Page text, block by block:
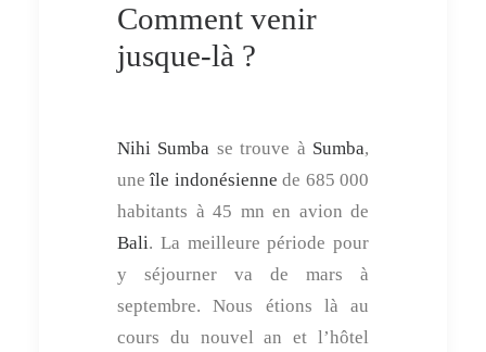
Comment venir
jusque-là ?
Nihi Sumba se trouve à Sumba,
uneîle indonésienne de 685 000
habitants à 45 mn en avion de
Bali. La meilleure période pour
y séjourner va de mars à
septembre. Nous étions là au
cours du nouvel an et l’hôtel